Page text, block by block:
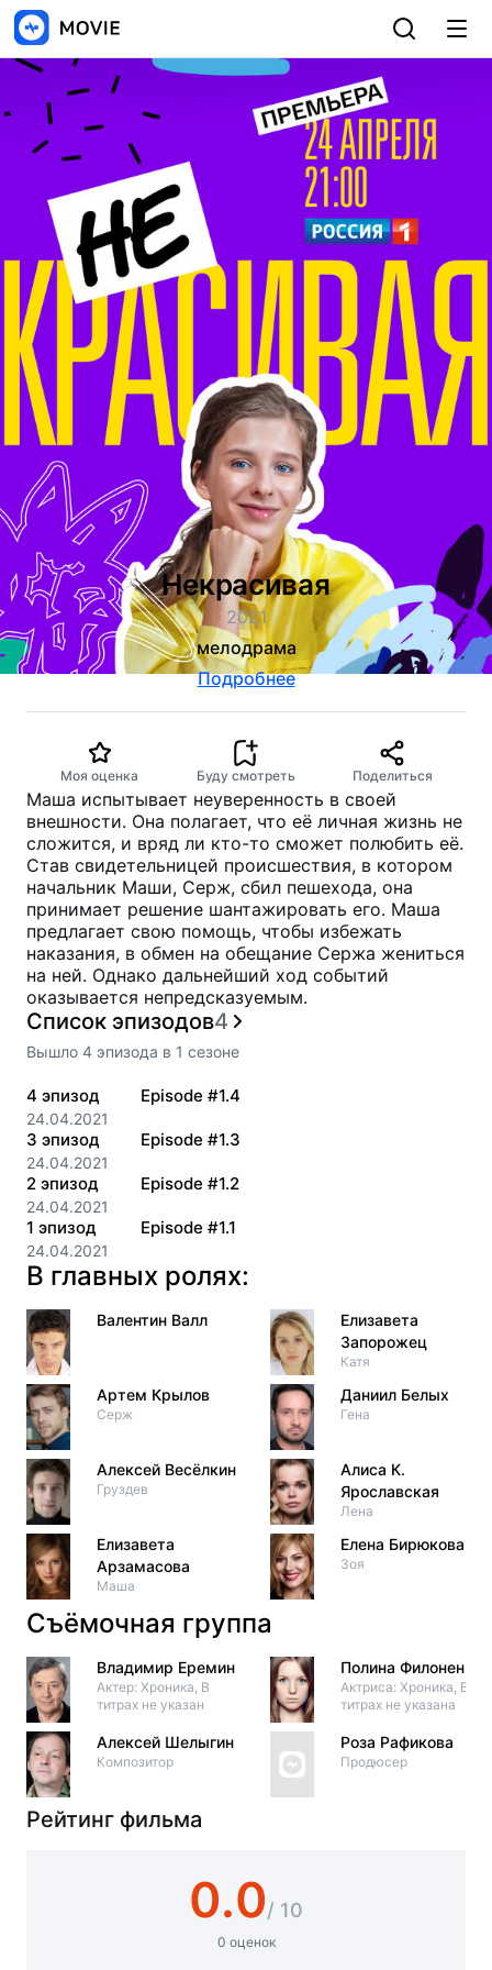
Некрасивая
2021
мелодрама
Подробнее
Моя оценка Буду смотреть Поделиться
Маша испытывает неуверенность в своей
внешности. Она полагает, что её личная жизнь не
сложится, и вряд ли кто-то сможет полюбить её.
Став свидетельницей происшествия, в котором
начальник Маши, Серж, сбил пешехода, она
принимает решение шантажировать его. Маша
предлагает свою помощь, чтобы избежать
наказания, в обмен на обещание Сержа жениться
на ней. Однако дальнейший ход событий
оказывается непредсказуемым.
Список эпизодов4
Вышло 4 эпизода в 1 сезоне
4 эпизод
24.04.2021
Episode #1.4
3 эпизод
24.04.2021
Episode #1.3
2 эпизод
24.04.2021
Episode #1.2
1 эпизод
24.04.2021
Episode #1.1
В главных ролях:
Валентин Валл
Артем Крылов
Серж
Алексей Весёлкин
Груздев
Елизавета
Арзамасова
Маша
Елизавета
Запорожец
Катя
Даниил Белых
Гена
Алиса К.
Ярославская
Лена
Елена Бирюкова
Зоя
Съёмочная группа
Владимир Еремин
Актер: Хроника, В
титрах не указан
Алексей Шелыгин
Композитор
Полина Филоненко
Актриса: Хроника, В
титрах не указана
Роза Рафикова
Продюсер
Рейтинг фильма
0.0/ 10
0 оценок